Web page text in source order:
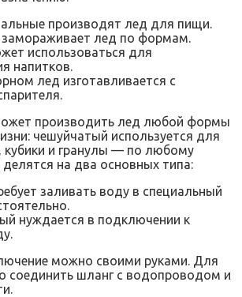
производят лед для пищи.
замораживает лед по формам.
использоваться для
напитков.
лед изготавливается с
производить лед любой формы
чешуйчатый используется для
кубики и гранулы — по любому
на два основных типа:
заливать воду в специальный
нуждается в подключении к
можно своими руками. Для
соединить шланг с водопроводом и